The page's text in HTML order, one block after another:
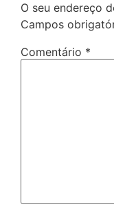
O seu endereço
Campos
Comentário *